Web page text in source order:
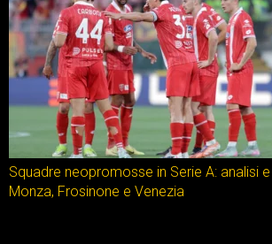
Squadre neopromosse in Serie A: analisi
Monza, Frosinone e Venezia